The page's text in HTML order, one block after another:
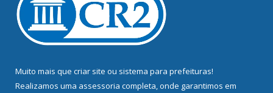
Muito mais que criar site ou sistema para prefeituras!
Realizamos uma assessoria completa, onde garantimos em